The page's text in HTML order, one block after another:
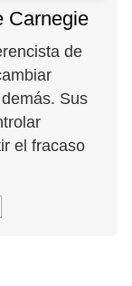
Carnegie
de
Sus
el fracaso